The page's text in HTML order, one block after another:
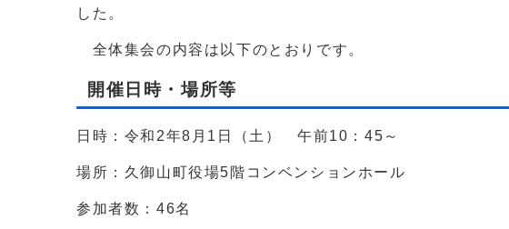
した。
全体集会の内容は以下のとおりです。
開催日時・場所等
日時：令和2年8月1日（土） 午前10：45～
場所：久御山町役場5階コンベンションホール
参加者数：46名